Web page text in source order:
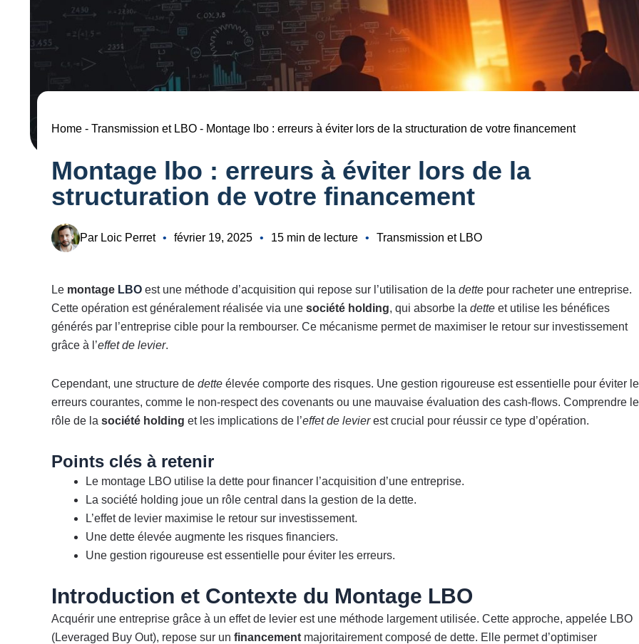
Home - Transmission et LBO - Montage lbo : erreurs à éviter lors de la structuration de votre financement
Montage lbo : erreurs à éviter lors de la
structuration de votre financement
Par Loic Perret • février 19, 2025 • 15 min de lecture • Transmission et LBO
Le montage LBO est une méthode d’acquisition qui repose sur l’utilisation de la dette pour racheter une entreprise.
Cette opération est généralement réalisée via une société holding, qui absorbe la dette et utilise les bénéfices
générés par l’entreprise cible pour la rembourser. Ce mécanisme permet de maximiser le retour sur investissement
grâce à l’effet de levier.
Cependant, une structure de dette élevée comporte des risques. Une gestion rigoureuse est essentielle pour éviter
erreurs courantes, comme le non-respect des covenants ou une mauvaise évaluation des cash-flows. Comprendre le
rôle de la société holding et les implications de l’effet de levierest crucial pour réussir ce type d’opération.
Points clés à retenir
Le montage LBO utilise la dette pour financer l’acquisition d’une entreprise.
La société holding joue un rôle central dans la gestion de la dette.
L’effet de levier maximise le retour sur investissement.
Une dette élevée augmente les risques financiers.
Une gestion rigoureuse est essentielle pour éviter les erreurs.
Introduction et Contexte du Montage LBO
Acquérir une entreprise grâce à un effet de levier est une méthode largement utilisée. Cette approche, appelée LBO
(Leveraged Buy Out), repose sur un financement majoritairement composé de dette. Elle permet d’optimiser